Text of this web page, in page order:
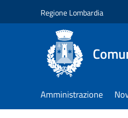
Regione Lombardia
Amministrazione